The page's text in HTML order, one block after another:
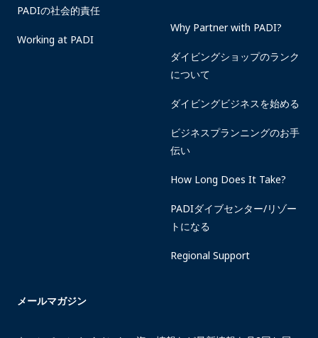
PADIの社会的責任
Working at PADI
Why Partner with PADI?
ダイビングショップのランク
について
ダイビングビジネスを始める
ビジネスプランニングのお手
伝い
How Long Does It Take?
PADIダイブセンター/リゾー
トになる
Regional Support
メールマガジン